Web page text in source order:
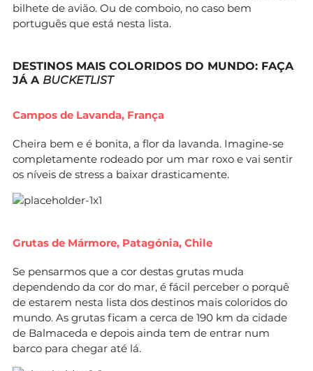
bilhete de avião. Ou de comboio, no caso bem
português que está nesta lista.
DESTINOS MAIS COLORIDOS DO MUNDO: FAÇA
JÁ A BUCKETLIST
Campos de Lavanda, França
Cheira bem e é bonita, a flor da lavanda. Imagine-se
completamente rodeado por um mar roxo e vai sentir
os níveis de stress a baixar drasticamente.
Grutas de Mármore, Patagónia, Chile
Se pensarmos que a cor destas grutas muda
dependendo da cor do mar, é fácil perceber o porquê
de estarem nesta lista dos destinos mais coloridos do
mundo. As grutas ficam a cerca de 190 km da cidade
de Balmaceda e depois ainda tem de entrar num
barco para chegar até lá.